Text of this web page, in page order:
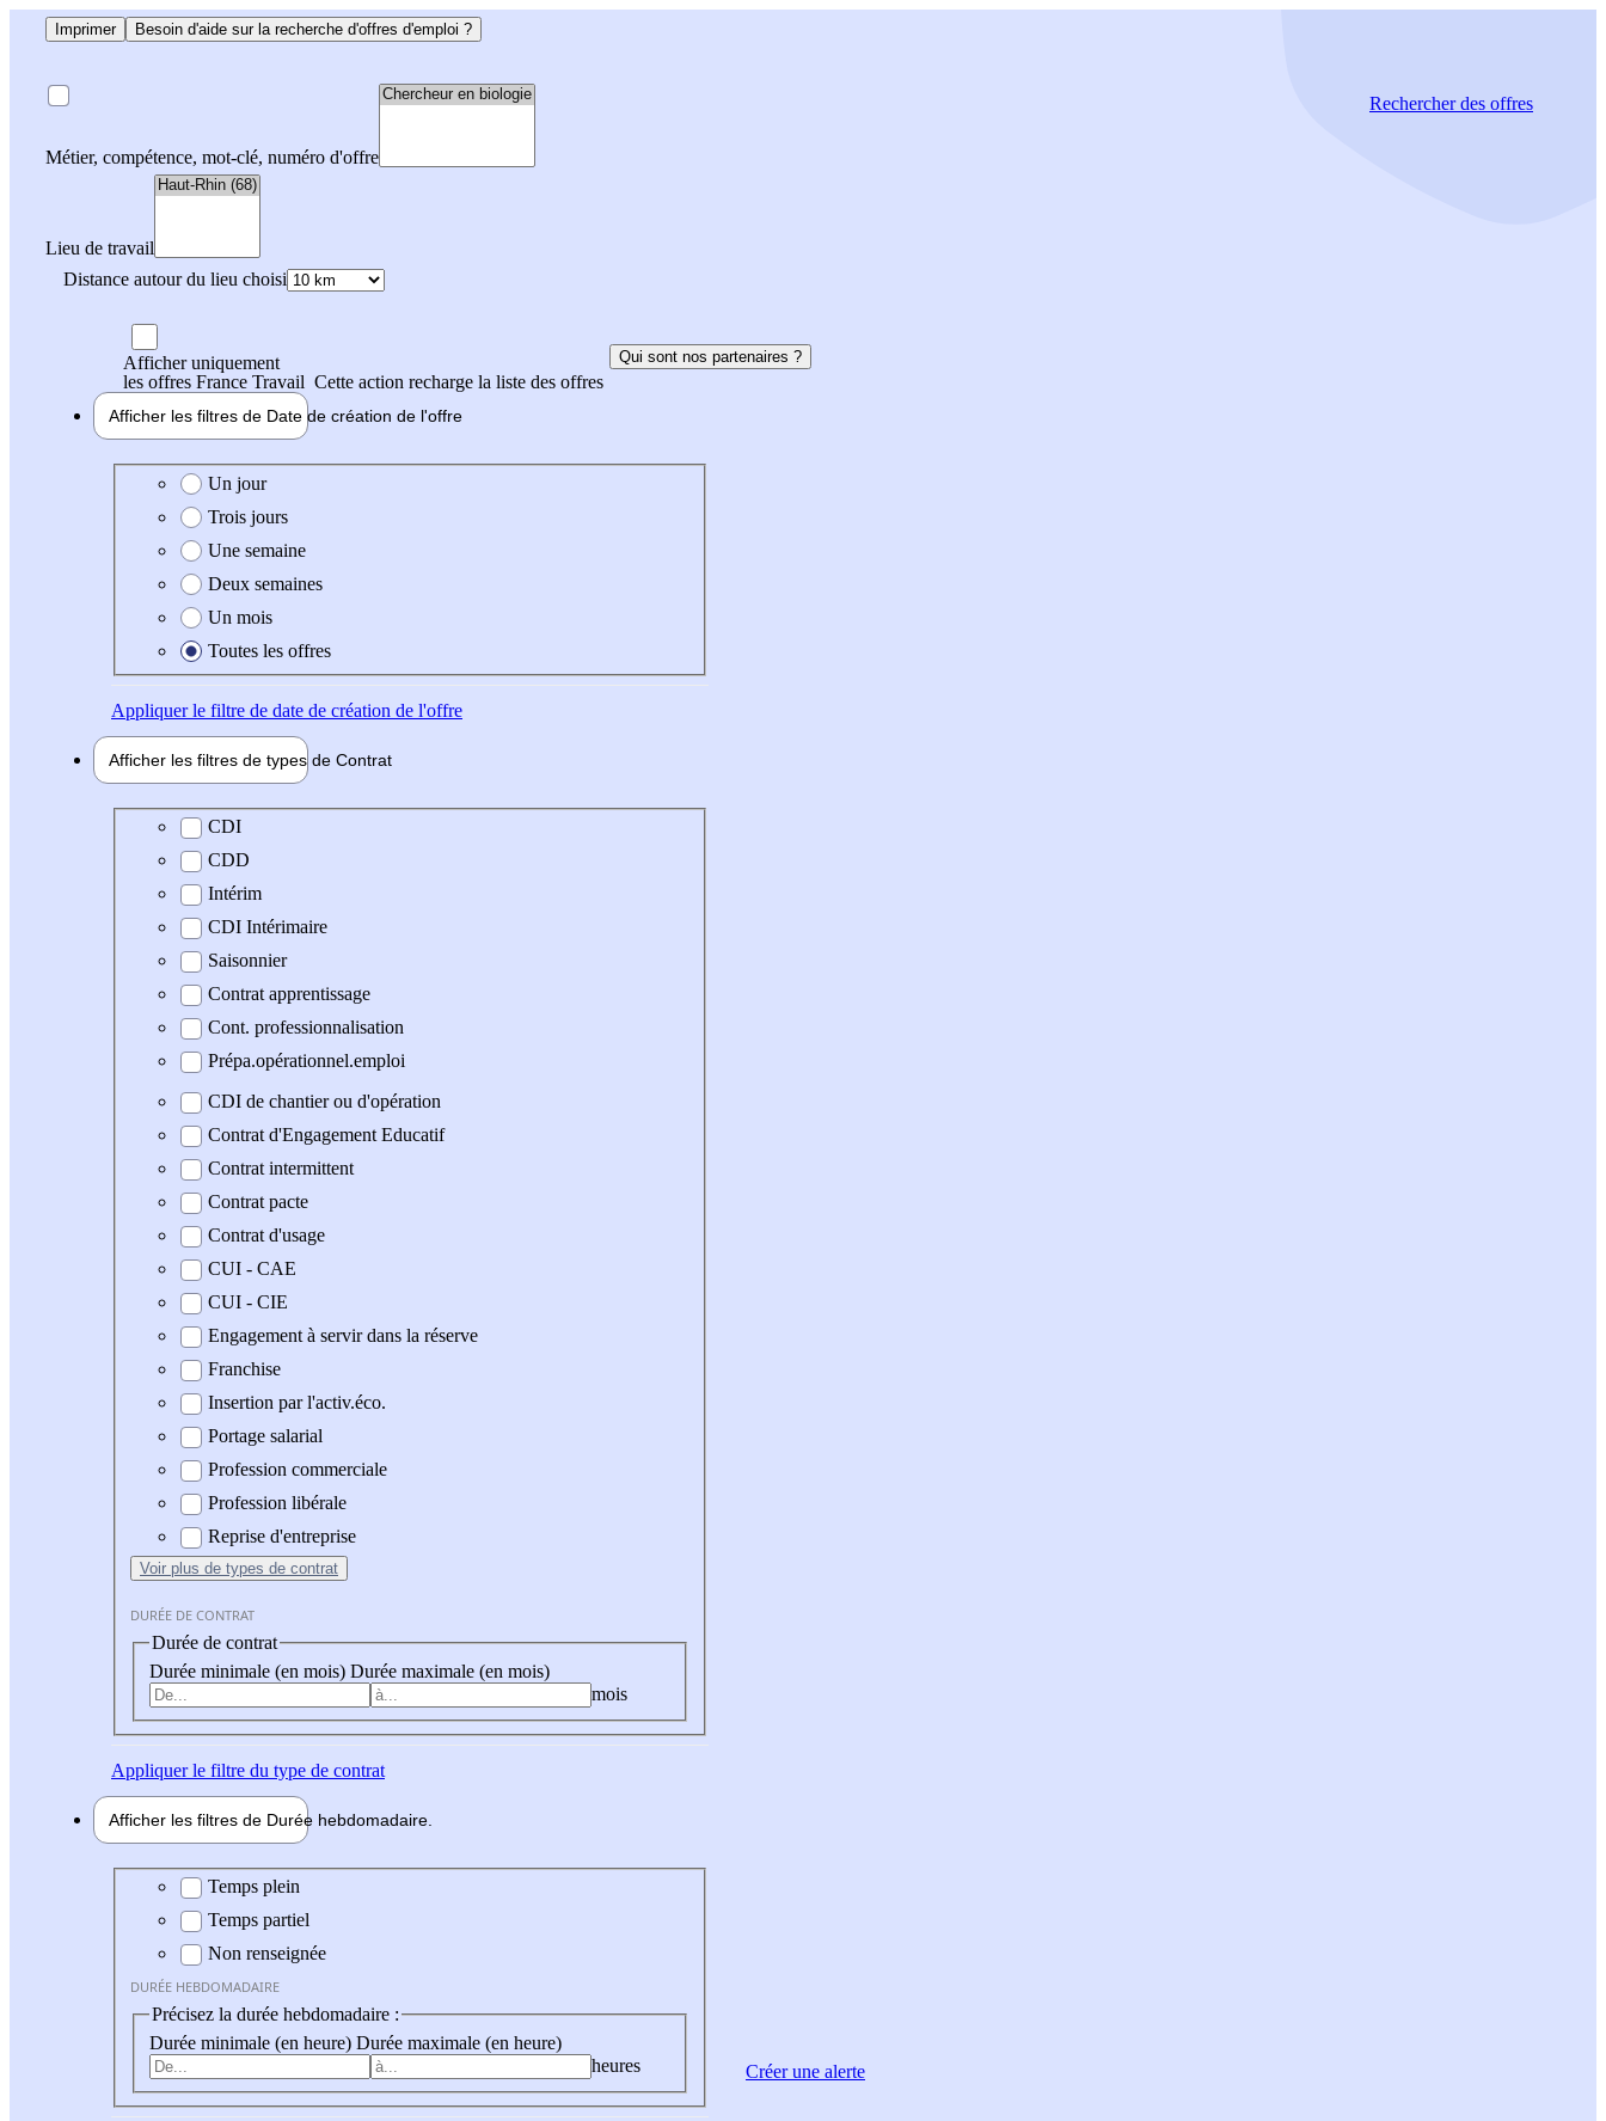
Imprimer Besoin d'aide sur la recherche d'offres d'emploi ?
Métier, compétence, mot-clé, numéro d'offre
Lieu de travail
Distance autour du lieu choisi
Rechercherdes offres
Afficher uniquement
les offres France Travail Cette action recharge la liste des offres
Qui sont nos partenaires ?
Afficher les filtres de Date de création de l'offre
Date de création de l'offre
Un jour
Trois jours
Une semaine
Deux semaines
Un mois
Toutes les offres
Appliquerle filtre de date de création de l'offre
Afficher les filtres de types de Contrat
Type de contrat
CDI
CDD
Intérim
CDI Intérimaire
Saisonnier
Contrat apprentissage
Cont. professionnalisation
Prépa.opérationnel.emploi
CDI de chantier ou d'opération
Contrat d'Engagement Educatif
Contrat intermittent
Contrat pacte
Contrat d'usage
CUI - CAE
CUI - CIE
Engagement à servir dans la réserve
Franchise
Insertion par l'activ.éco.
Portage salarial
Profession commerciale
Profession libérale
Reprise d'entreprise
Voir plus de types de contrat
DURÉE DE CONTRAT
Durée de contrat
Durée minimale (en mois) Durée maximale (en mois)
mois
Appliquerle filtre du type de contrat
Afficher les filtres de Durée hebdomadaire
Durée hebdomadaire
Temps plein
Temps partiel
Non renseignée
DURÉE HEBDOMADAIRE
Précisez la durée hebdomadaire :
Durée minimale (en heure) Durée maximale (en heure)
heures
Créer une alerte